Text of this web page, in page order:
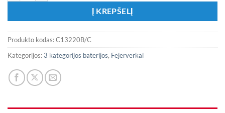
Į KREPŠELĮ
Produkto kodas:C13220B/C
Kategorijos:3 kategorijos baterijos, Fejerverkai